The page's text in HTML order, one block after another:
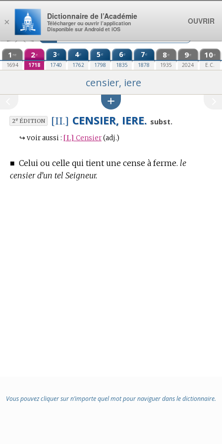
Aller au contenu
1 re
1694
2e
1718
3e
1740
4e
1762
5e
1798
6e
1835
7e
1878
8e
1935
9e
2024
10e
E.C.
censier, iere
2eÉDITION [II.] CENSIER, IERE. subst.
↪ voir aussi : [I.] Censier (adj.)
■ Celui ou celle qui tient une cense à ferme. le
censier d’un tel Seigneur.
Vous pouvez cliquer sur n’importe quel mot pour naviguer dans le dictionnaire.
×
Dictionnaire de l’Académie
Télécharger ou ouvrir l’application
Disponible sur Android et iOS
OUVRIR